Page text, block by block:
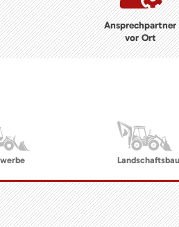
Ansprechpartner
vor Ort
Landschaftsbau